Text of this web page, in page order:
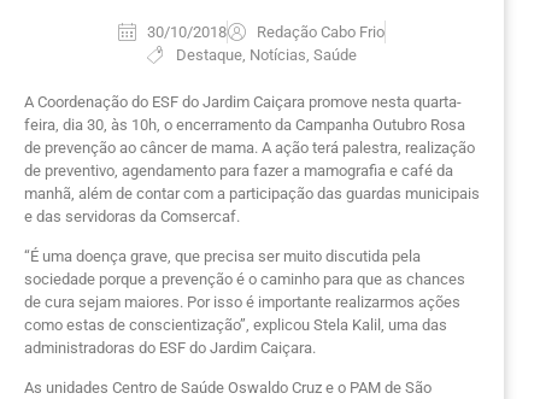
30/10/2018
Redação Cabo Frio
Destaque, Notícias Saúde
A Coordenação do ESF do Jardim Caiçara promove nesta quarta-
feira, dia 30, às 10h, o encerramento da Campanha Outubro Rosa
de prevenção ao câncer de mama. A ação terá palestra, realização
de preventivo, agendamento para fazer a mamografia e café da
manhã, além de contar com a participação das guardas municipais
e das servidoras da Comsercaf.
“É uma doença grave, que precisa ser muito discutida pela
sociedade porque a prevenção é o caminho para que as chances
de cura sejam maiores. Por isso é importante realizarmos ações
como estas de conscientização”, explicou Stela Kalil, uma das
administradoras do ESF do Jardim Caiçara.
As unidades Centro de Saúde Oswaldo Cruz e o PAM de São